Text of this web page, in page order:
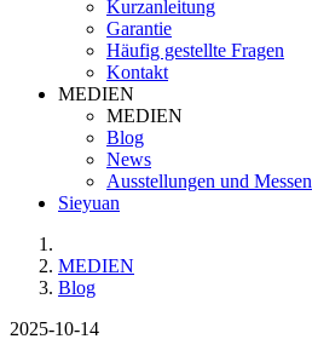
Kurzanleitung
Garantie
Häufig gestellte Fragen
Kontakt
MEDIEN
MEDIEN
Blog
News
Ausstellungen und Messen
Sieyuan
MEDIEN
Blog
2025-10-14